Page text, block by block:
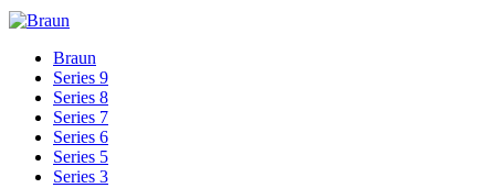
Braun
Series 9
Series 8
Series 7
Series 6
Series 5
Series 3